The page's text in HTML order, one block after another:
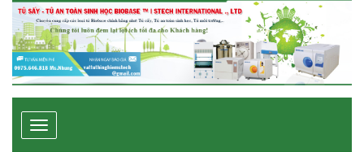
Toggle
navigation